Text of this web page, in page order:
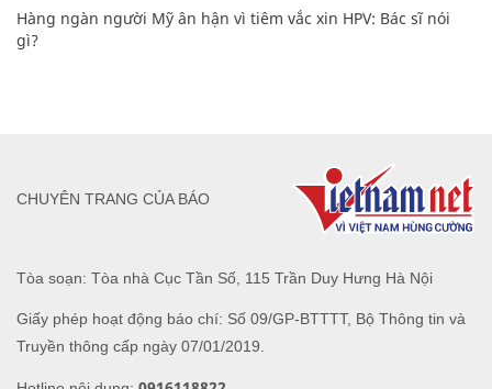
Hàng ngàn người Mỹ ân hận vì tiêm vắc xin HPV: Bác sĩ nói
gì?
Tòa soạn: Tòa nhà Cục Tần Số, 115 Trần Duy Hưng Hà Nội
Giấy phép hoạt động báo chí: Số 09/GP-BTTTT, Bộ Thông tin và
Truyền thông cấp ngày 07/01/2019.
CHUYÊN TRANG CỦA BÁO